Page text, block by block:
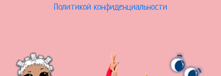
Политикой конфиденциальности